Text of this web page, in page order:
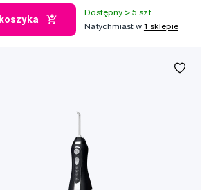
Dostępny > 5 szt
Natychmiast w 1 sklepie